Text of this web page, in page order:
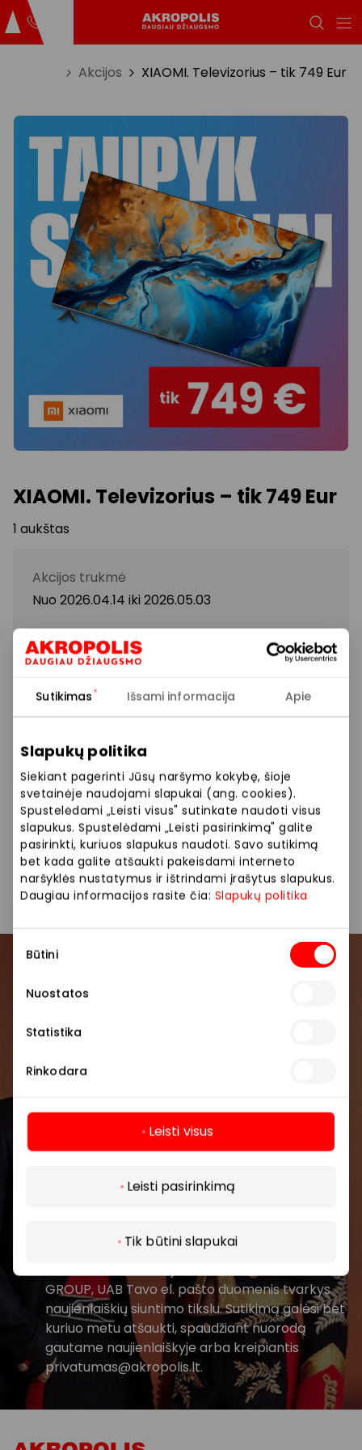
Sutikimas Išsami informacija Apie
Slapukų politika
Siekiant pagerinti Jūsų naršymo kokybę, šioje
svetainėje naudojami slapukai (ang. cookies).
Spustelėdami „Leisti visus" sutinkate naudoti visus
slapukus. Spustelėdami „Leisti pasirinkimą" galite
pasirinkti, kuriuos slapukus naudoti. Savo sutikimą
bet kada galite atšaukti pakeisdami interneto
naršyklės nustatymus ir ištrindami įrašytus slapukus.
Daugiau informacijos rasite čia: Slapukų politika
pasirinkimas
Būtini
Nuostatos
Statistika
Rinkodara
Leisti visus
Leisti pasirinkimą
Tik būtini slapukai
Akcijos XIAOMI. Televizorius – tik 749 Eur
XIAOMI. Televizorius – tik 749 Eur
1 aukštas
Akcijos trukmė
Nuo 2026.04.14 iki 2026.05.03
Rodyti lokaciją žemėlapyje
65 colių QD-Mini LED 4K televizorius su 144 Hz
vaizdo kokybę. Dolby Atmos, Google TV ir
Chromecast palaikymas, kad būtų lengva naudotis.
Be rėmis dizainas, 2×12,5 W garsiakalbiai ir Apple
AirPlay bei HDMI 2.1 palaikymas.
Pasiūlymas galioja nuo 2026 04 14 iki 05 03. Tik
Vilniaus AKROPOLYJE.
Pirmieji sužinokite apie geriausius pasiūlymus,
Spustelėdamas „Prenumeruoti“ sutinki gauti
GROUP, UAB Tavo el. pašto duomenis tvarkys
naujienlaiškių siuntimo tikslu. Sutikimą galėsi bet
kuriuo metu atšaukti, spaudžiant nuorodą
gautame naujienlaiškyje arba kreipiantis
privatumas@akropolis.lt.
Daugiau